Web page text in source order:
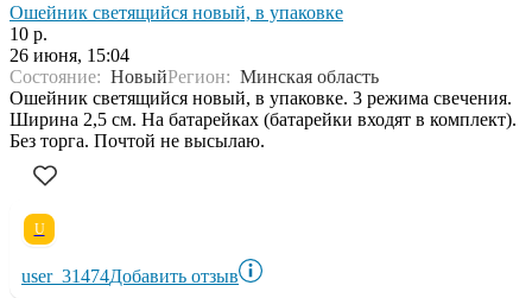
Ошейник светящийся новый, в упаковке
10 р.
26 июня, 15:04
Состояние: НовыйРегион: Минская область
Ошейник светящийся новый, в упаковке. 3 режима свечения.
Ширина 2,5 см. На батарейках (батарейки входят в комплект).
Без торга. Почтой не высылаю.
U
user_31474Добавить отзыв